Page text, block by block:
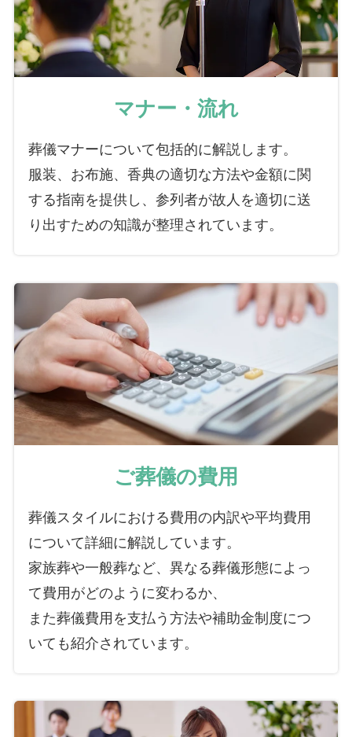
マナー・流れ
葬儀マナーについて包括的に解説します。
服装、お布施、香典の適切な方法や金額に関
する指南を提供し、参列者が故人を適切に送
り出すための知識が整理されています。
ご葬儀の費用
葬儀スタイルにおける費用の内訳や平均費用
について詳細に解説しています。
家族葬や一般葬など、異なる葬儀形態によっ
て費用がどのように変わるか、
また葬儀費用を支払う方法や補助金制度につ
いても紹介されています。